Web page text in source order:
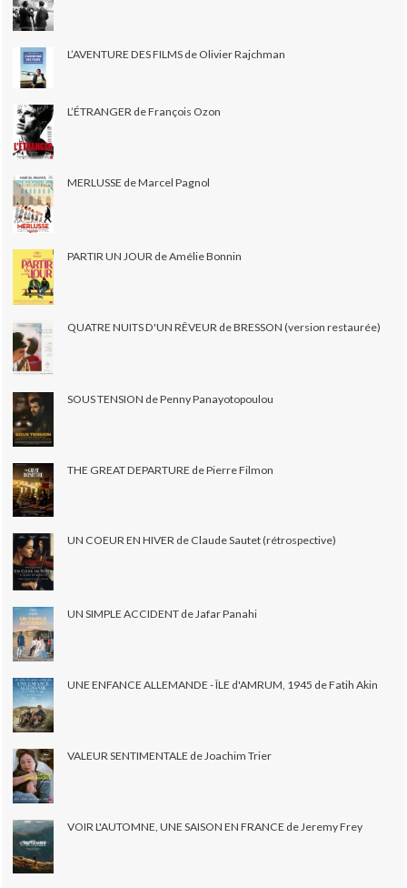
L’AVENTURE DES FILMS de Olivier Rajchman
L’ÉTRANGER de François Ozon
MERLUSSE de Marcel Pagnol
PARTIR UN JOUR de Amélie Bonnin
QUATRE NUITS D'UN RÊVEUR de BRESSON (version restaurée)
SOUS TENSION de Penny Panayotopoulou
THE GREAT DEPARTURE de Pierre Filmon
UN COEUR EN HIVER de Claude Sautet (rétrospective)
UN SIMPLE ACCIDENT de Jafar Panahi
UNE ENFANCE ALLEMANDE - ÎLE d'AMRUM, 1945 de Fatih Akin
VALEUR SENTIMENTALE de Joachim Trier
VOIR L'AUTOMNE, UNE SAISON EN FRANCE de Jeremy Frey